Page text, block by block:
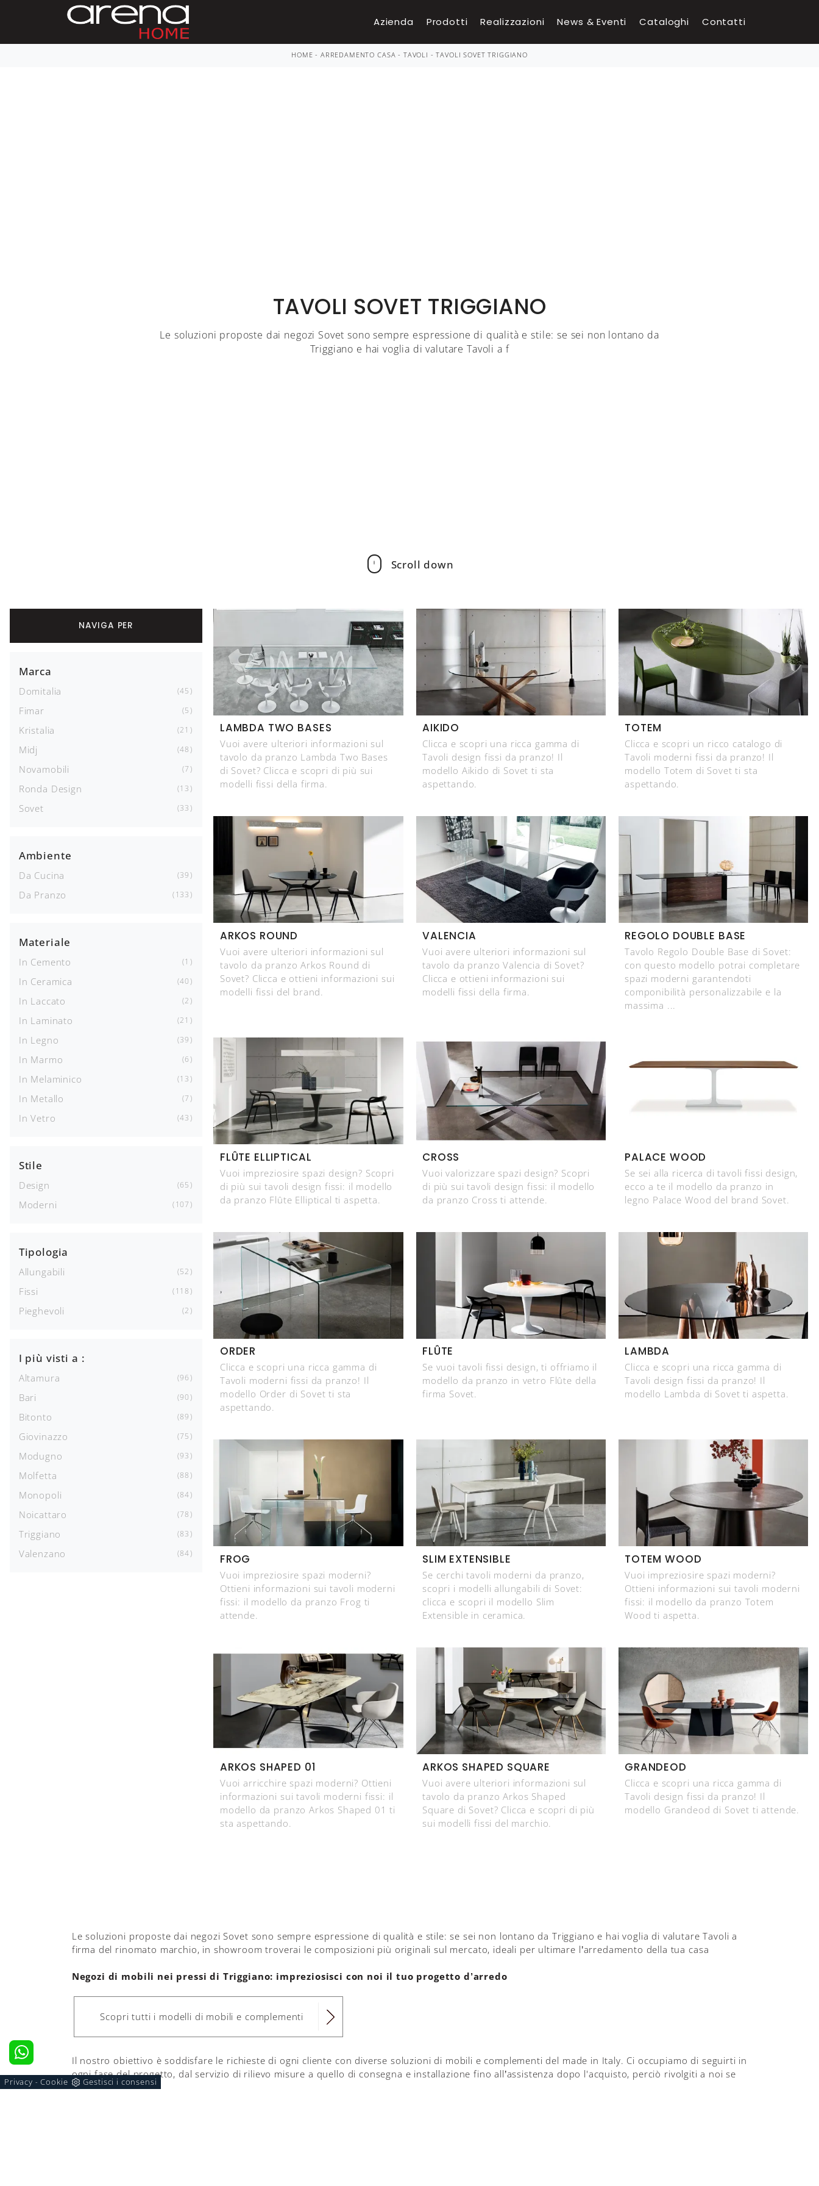
Azienda Prodotti Realizzazioni News & Eventi Cataloghi Contatti
HOME - ARREDAMENTO CASA - TAVOLI -TAVOLI SOVET TRIGGIANO
TAVOLI SOVET TRIGGIANO
Le soluzioni proposte dai negozi Sovet sono sempre espressione di qualità e stile: se sei non lontano da
Triggiano e hai voglia di valutare Tavoli a f
Scroll down
NAVIGA PER
Marca
Domitalia 45
Fimar 5
Kristalia 21
Midj 48
Novamobili 7
Ronda Design 13
Sovet 33
Ambiente
Da Cucina 39
Da Pranzo 133
Materiale
In Cemento 1
In Ceramica 40
In Laccato 2
In Laminato 21
In Legno 39
In Marmo 6
In Melaminico 13
In Metallo 7
In Vetro 43
Stile
Design 65
Moderni 107
Tipologia
Allungabili 52
Fissi 118
Pieghevoli 2
I più visti a :
Altamura 96
Bari 90
Bitonto 89
Giovinazzo 75
Modugno 93
Molfetta 88
Monopoli 84
Noicattaro 78
Triggiano 83
Valenzano 84
LAMBDA TWO BASES
Vuoi avere ulteriori informazioni sul
tavolo da pranzo Lambda Two Bases
di Sovet? Clicca e scopri di più sui
modelli fissi della firma.
AIKIDO
Clicca e scopri una ricca gamma di
Tavoli design fissi da pranzo! Il
modello Aikido di Sovet ti sta
aspettando.
TOTEM
Clicca e scopri un ricco catalogo di
Tavoli moderni fissi da pranzo! Il
modello Totem di Sovet ti sta
aspettando.
ARKOS ROUND
Vuoi avere ulteriori informazioni sul
tavolo da pranzo Arkos Round di
Sovet? Clicca e ottieni informazioni sui
modelli fissi del brand.
VALENCIA
Vuoi avere ulteriori informazioni sul
tavolo da pranzo Valencia di Sovet?
Clicca e ottieni informazioni sui
modelli fissi della firma.
REGOLO DOUBLE BASE
Tavolo Regolo Double Base di Sovet:
con questo modello potrai completare
spazi moderni garantendoti
componibilità personalizzabile e la
massima ...
FLÛTE ELLIPTICAL
Vuoi impreziosire spazi design? Scopri
di più sui tavoli design fissi: il modello
da pranzo Flûte Elliptical ti aspetta.
CROSS
Vuoi valorizzare spazi design? Scopri
di più sui tavoli design fissi: il modello
da pranzo Cross ti attende.
PALACE WOOD
Se sei alla ricerca di tavoli fissi design,
ecco a te il modello da pranzo in
legno Palace Wood del brand Sovet.
ORDER
Clicca e scopri una ricca gamma di
Tavoli moderni fissi da pranzo! Il
modello Order di Sovet ti sta
aspettando.
FLÛTE
Se vuoi tavoli fissi design, ti offriamo il
modello da pranzo in vetro Flûte della
firma Sovet.
LAMBDA
Clicca e scopri una ricca gamma di
Tavoli design fissi da pranzo! Il
modello Lambda di Sovet ti aspetta.
FROG
Vuoi impreziosire spazi moderni?
Ottieni informazioni sui tavoli moderni
fissi: il modello da pranzo Frog ti
attende.
SLIM EXTENSIBLE
Se cerchi tavoli moderni da pranzo,
scopri i modelli allungabili di Sovet:
clicca e scopri il modello Slim
Extensible in ceramica.
TOTEM WOOD
Vuoi impreziosire spazi moderni?
Ottieni informazioni sui tavoli moderni
fissi: il modello da pranzo Totem
Wood ti aspetta.
ARKOS SHAPED 01
Vuoi arricchire spazi moderni? Ottieni
informazioni sui tavoli moderni fissi: il
modello da pranzo Arkos Shaped 01 ti
sta aspettando.
ARKOS SHAPED SQUARE
Vuoi avere ulteriori informazioni sul
tavolo da pranzo Arkos Shaped
Square di Sovet? Clicca e scopri di più
sui modelli fissi del marchio.
GRANDEOD
Clicca e scopri una ricca gamma di
Tavoli design fissi da pranzo! Il
modello Grandeod di Sovet ti attende.
Le soluzioni proposte dai negozi Sovet sono sempre espressione di qualità e stile: se sei non lontano da Triggiano e hai voglia di valutare Tavoli a
firma del rinomato marchio, in showroom troverai le composizioni più originali sul mercato, ideali per ultimare l’arredamento della tua casa
Negozi di mobili nei pressi di Triggiano: impreziosisci con noi il tuo progetto d’arredo
Scopri tutti i modelli di mobili e complementi
Il nostro obiettivo è soddisfare le richieste di ogni cliente con diverse soluzioni di mobili e complementi del made in Italy. Ci occupiamo di seguirti in
ogni fase del progetto, dal servizio di rilievo misure a quello di consegna e installazione fino all’assistenza dopo l'acquisto, perciò rivolgiti a noi se
desideri:
Privacy -Cookie Gestisci i consensi